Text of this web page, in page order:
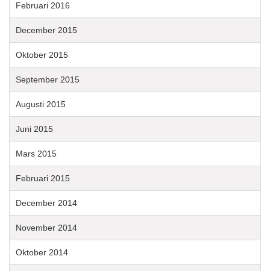
Februari 2016
December 2015
Oktober 2015
September 2015
Augusti 2015
Juni 2015
Mars 2015
Februari 2015
December 2014
November 2014
Oktober 2014